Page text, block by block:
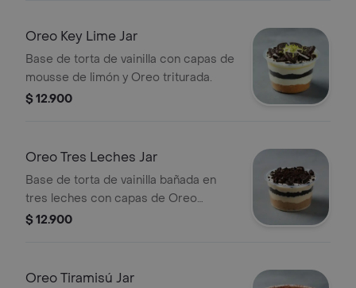
Oreo Key Lime Jar
Base de torta de vainilla con capas de
mousse de limón y Oreo triturada.
$ 12.900
Oreo Tres Leches Jar
Base de torta de vainilla bañada en
tres leches con capas de Oreo
triturada.
$ 12.900
Oreo Tiramisú Jar